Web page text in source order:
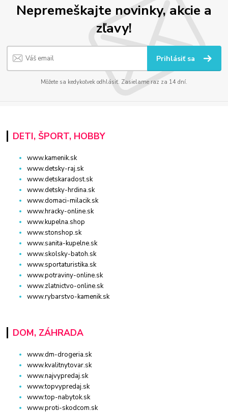
Nepremeškajte novinky, akcie a
zľavy!
Prihlásiť sa
Môžete sa kedykoľvek odhlásiť. Zasielame raz za 14 dní.
DETI, ŠPORT, HOBBY
www.kamenik.sk
www.detsky-raj.sk
www.detskaradost.sk
www.detsky-hrdina.sk
www.domaci-milacik.sk
www.hracky-online.sk
www.kupelna.shop
www.stonshop.sk
www.sanita-kupelne.sk
www.skolsky-batoh.sk
www.sportaturistika.sk
www.potraviny-online.sk
www.zlatnictvo-online.sk
www.rybarstvo-kamenik.sk
DOM, ZÁHRADA
www.dm-drogeria.sk
www.kvalitnytovar.sk
www.najvypredaj.sk
www.topvypredaj.sk
www.top-nabytok.sk
www.proti-skodcom.sk